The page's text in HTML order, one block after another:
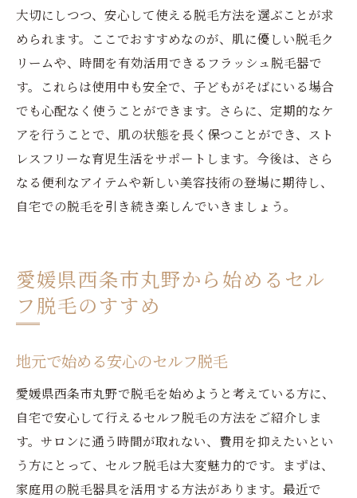
大切にしつつ、安心して使える脱毛方法を選ぶことが求
められます。ここでおすすめなのが、肌に優しい脱毛ク
リームや、時間を有効活用できるフラッシュ脱毛器で
す。これらは使用中も安全で、子どもがそばにいる場合
でも心配なく使うことができます。さらに、定期的なケ
アを行うことで、肌の状態を長く保つことができ、スト
レスフリーな育児生活をサポートします。今後は、さら
なる便利なアイテムや新しい美容技術の登場に期待し、
自宅での脱毛を引き続き楽しんでいきましょう。
愛媛県西条市丸野から始めるセル
フ脱毛のすすめ
地元で始める安心のセルフ脱毛
愛媛県西条市丸野で脱毛を始めようと考えている方に、
自宅で安心して行えるセルフ脱毛の方法をご紹介しま
す。サロンに通う時間が取れない、費用を抑えたいとい
う方にとって、セルフ脱毛は大変魅力的です。まずは、
家庭用の脱毛器具を活用する方法があります。最近で